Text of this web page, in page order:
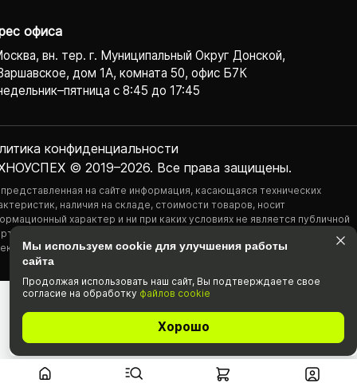
офиса
вн. тер. г. Муниципальный Округ Донской,
дом 1А, комната 50, офис Б7К
с 8:45 до 17:45
© 2019–2026. Все права защищены.
конфиденциаль­ности
на сайте информация, касающаяся технических
наличия на складе, стоимости товаров, носит
характер и ни при каких условиях не является публичной
определяемой положениями Статьи 437(2) Гражданского
РФ.
Мы используем cookie для улучшения работы
сайта
Продолжая использовать наш cайт, Вы подтвержда­ете свое
согласие на обработку файлов cookie
Хорошо